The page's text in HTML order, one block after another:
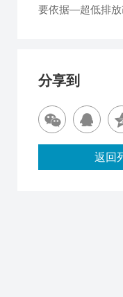
要依据—超低排放
分享到
返回